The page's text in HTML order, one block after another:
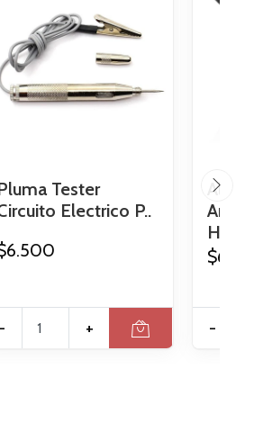
Tester
Electrico P..
- +
H..
-